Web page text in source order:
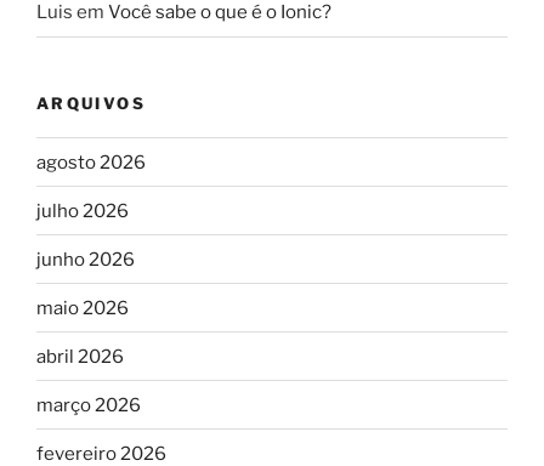
Luis em Você sabe o que é o Ionic?
ARQUIVOS
agosto 2026
julho 2026
junho 2026
maio 2026
abril 2026
março 2026
fevereiro 2026